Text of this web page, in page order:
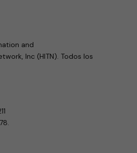
and
Inc (HITN). Todos los